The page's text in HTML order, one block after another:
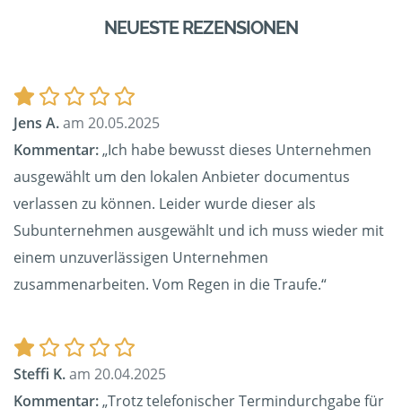
NEUESTE REZENSIONEN
Jens A.am 20.05.2025
Kommentar:„Ich habe bewusst dieses Unternehmen
ausgewählt um den lokalen Anbieter documentus
verlassen zu können. Leider wurde dieser als
Subunternehmen ausgewählt und ich muss wieder mit
einem unzuverlässigen Unternehmen
zusammenarbeiten. Vom Regen in die Traufe.“
Steffi K.am 20.04.2025
Kommentar:„Trotz telefonischer Termindurchgabe für